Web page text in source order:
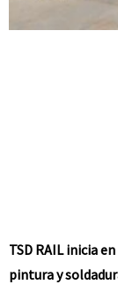
TSD RAIL inicia
pintura y